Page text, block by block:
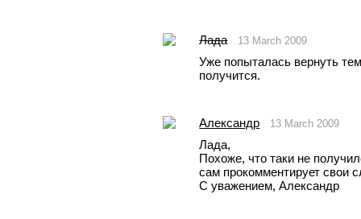
Лада 13 March 2009
Уже попыталась вернуть
получится.
Александр 13 March 2009
Лада,
Похоже, что таки не
сам прокомментирует свои
С уважением, Александр